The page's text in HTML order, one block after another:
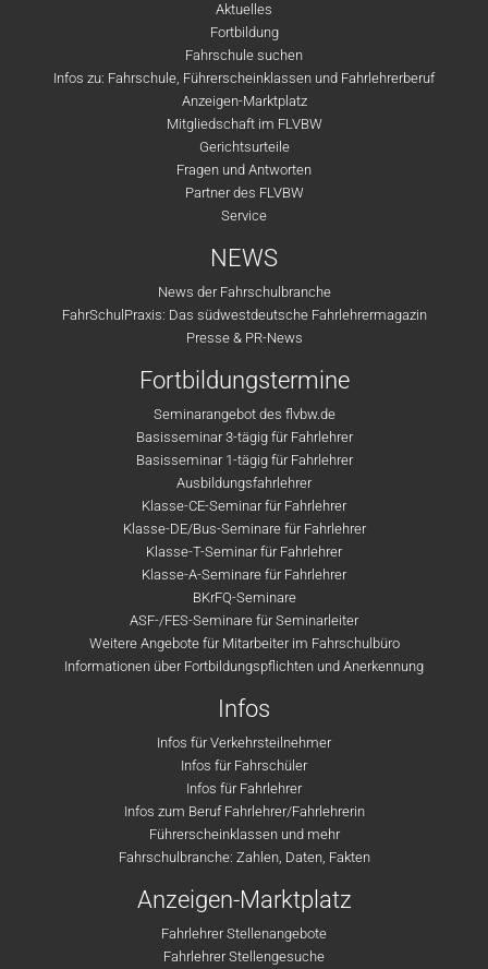
Aktuelles
Fortbildung
Fahrschule suchen
Infos zu: Fahrschule, Führerscheinklassen und Fahrlehrerberuf
Anzeigen-Marktplatz
Mitgliedschaft im FLVBW
Gerichtsurteile
Fragen und Antworten
Partner des FLVBW
Service
NEWS
News der Fahrschulbranche
FahrSchulPraxis: Das südwestdeutsche Fahrlehrermagazin
Presse & PR-News
Fortbildungstermine
Seminarangebot des flvbw.de
Basisseminar 3-tägig für Fahrlehrer
Basisseminar 1-tägig für Fahrlehrer
Ausbildungsfahrlehrer
Klasse-CE-Seminar für Fahrlehrer
Klasse-DE/Bus-Seminare für Fahrlehrer
Klasse-T-Seminar für Fahrlehrer
Klasse-A-Seminare für Fahrlehrer
BKrFQ-Seminare
ASF-/FES-Seminare für Seminarleiter
Weitere Angebote für Mitarbeiter im Fahrschulbüro
Informationen über Fortbildungspflichten und Anerkennung
Infos
Infos für Verkehrsteilnehmer
Infos für Fahrschüler
Infos für Fahrlehrer
Infos zum Beruf Fahrlehrer/Fahrlehrerin
Führerscheinklassen und mehr
Fahrschulbranche: Zahlen, Daten, Fakten
Anzeigen-Marktplatz
Fahrlehrer Stellenangebote
Fahrlehrer Stellengesuche